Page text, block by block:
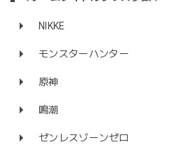
NIKKE
モンスターハンター
原神
鳴潮
ゼンレスゾーンゼロ